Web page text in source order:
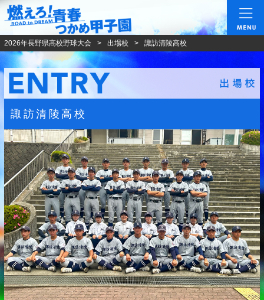
燃えろ!青春 つかめ
2026年長野県高校野球大会 出場校 諏訪清陵高校
諏訪清陵高校